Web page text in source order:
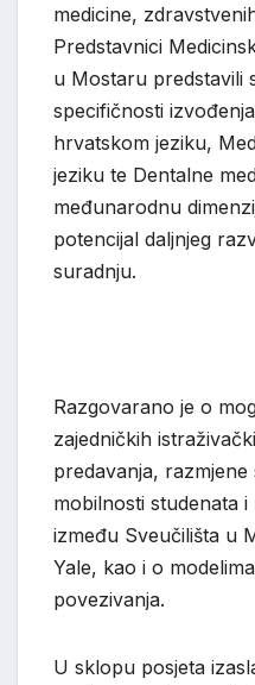
medicine,
Predstavnici
u Mostaru predstavili
specifičnosti
hrvatskom jeziku,
jeziku te Dentalne
međunarodnu
potencijal daljnjeg
suradnju.
Razgovarano je o
zajedničkih
predavanja,
mobilnosti studenata
između Sveučilišta u
Yale, kao i o
povezivanja.
U sklopu posjeta